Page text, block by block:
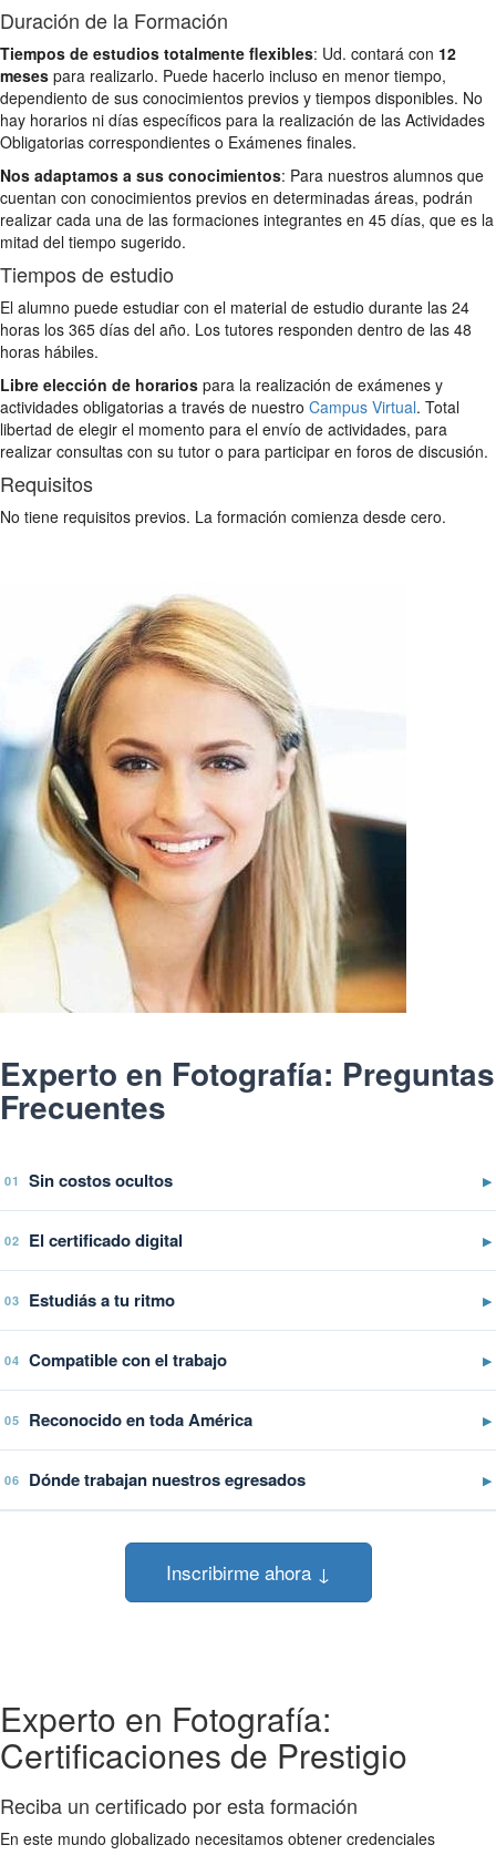
Duración de la Formación
Tiempos de estudios totalmente flexibles: Ud. contará con 12
meses para realizarlo. Puede hacerlo incluso en menor tiempo,
dependiento de sus conocimientos previos y tiempos disponibles. No
hay horarios ni días específicos para la realización de las Actividades
Obligatorias correspondientes o Exámenes finales.
Nos adaptamos a sus conocimientos: Para nuestros alumnos que
cuentan con conocimientos previos en determinadas áreas, podrán
realizar cada una de las formaciones integrantes en 45 días, que es la
mitad del tiempo sugerido.
Tiempos de estudio
El alumno puede estudiar con el material de estudio durante las 24
horas los 365 días del año. Los tutores responden dentro de las 48
horas hábiles.
Libre elección de horarios para la realización de exámenes y
actividades obligatorias a través de nuestro Campus Virtual. Total
libertad de elegir el momento para el envío de actividades, para
realizar consultas con su tutor o para participar en foros de discusión.
Requisitos
No tiene requisitos previos. La formación comienza desde cero.
Experto en Fotografía: Preguntas
Frecuentes
01 Sin costos ocultos ▶
02 El certificado digital ▶
03 Estudiás a tu ritmo ▶
04 Compatible con el trabajo ▶
05 Reconocido en toda América ▶
06 Dónde trabajan nuestros egresados ▶
Inscribirme ahora ↓
Experto en Fotografía:
Certificaciones de Prestigio
Reciba un certificado por esta formación
En este mundo globalizado necesitamos obtener credenciales